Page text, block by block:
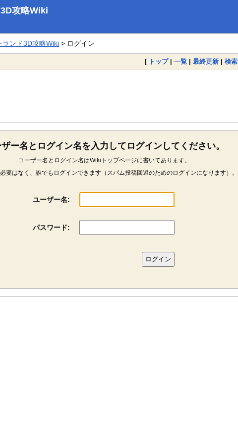
攻略Wiki
ランド3D攻略Wiki > ログイン
[ トップ| 一覧 | 最終更新 | 検索
ー名とログイン名を入力してログインしてください。
ユーザー名とログイン名はWikiトップページに書いてあります。
要はなく、誰でもログインできます（スパム投稿回避のためのログインになります）。
ユーザー名:
パスワード: